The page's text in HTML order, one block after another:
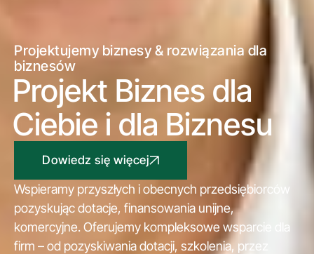
Projektujemy biznesy & rozwiązania dla
biznesów
Projekt Biznes dla
Ciebie i dla Biznesu
Dowiedz się więcej
Wspieramy przyszłych i obecnych przedsiębiorców
pozyskując dotacje, finansowania unijne,
komercyjne. Oferujemy kompleksowe wsparcie dla
firm – od pozyskiwania dotacji, szkolenia, przez